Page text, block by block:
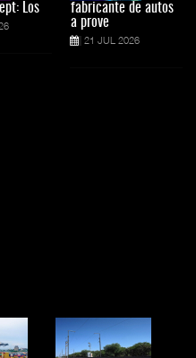
Los
fabricante de autos
a prove
21 JUL 2026